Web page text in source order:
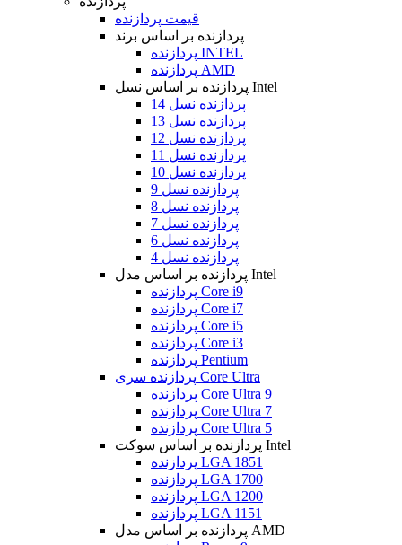
قیمت پردازنده
پردازنده بر اساس برند
پردازنده INTEL
پردازنده AMD
پردازنده بر اساس نسل Intel
پردازنده نسل 14
پردازنده نسل 13
پردازنده نسل 12
پردازنده نسل 11
پردازنده نسل 10
پردازنده نسل 9
پردازنده نسل 8
پردازنده نسل 7
پردازنده نسل 6
پردازنده نسل 4
پردازنده بر اساس مدل Intel
پردازنده Core i9
پردازنده Core i7
پردازنده Core i5
پردازنده Core i3
پردازنده Pentium
پردازنده سری Core Ultra
پردازنده Core Ultra 9
پردازنده Core Ultra 7
پردازنده Core Ultra 5
پردازنده بر اساس سوکت Intel
پردازنده LGA 1851
پردازنده LGA 1700
پردازنده LGA 1200
پردازنده LGA 1151
پردازنده بر اساس مدل AMD